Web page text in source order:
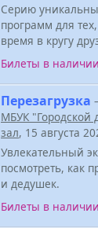
Серию
программ для
время в кругу
Билеты в
Перезагрузка
МБУК "Городской
зал, 15 августа
Увлекательный
посмотреть, как
и дедушек.
Билеты в